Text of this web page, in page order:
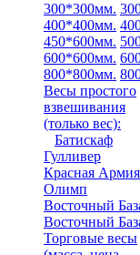
300*300мм.
400*400мм.
450*600мм.
600*600мм.
800*800мм.
Весы простого
взвешивания
(только вес):
Батискаф
Гулливер
Красная Армия
Олимп
Восточный
Восточный
Торговые весы